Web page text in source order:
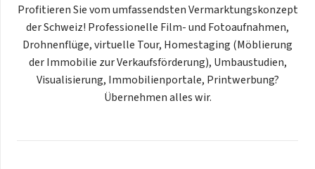
Profitieren Sie vom umfassendsten Vermarktungskonzept
der Schweiz! Professionelle Film- und Fotoaufnahmen,
Drohnenflüge, virtuelle Tour, Homestaging (Möblierung
der Immobilie zur Verkaufsförderung), Umbaustudien,
Visualisierung, Immobilienportale, Printwerbung?
Übernehmen alles wir.